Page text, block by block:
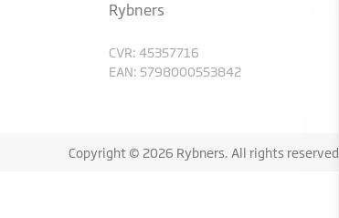
Rybners
CVR: 45357716
EAN: 5798000553842
Copyright © 2026 Rybners. All rights reserved.